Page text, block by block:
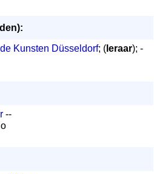
Kunsten Düsseldorf; ( leraar); -
--